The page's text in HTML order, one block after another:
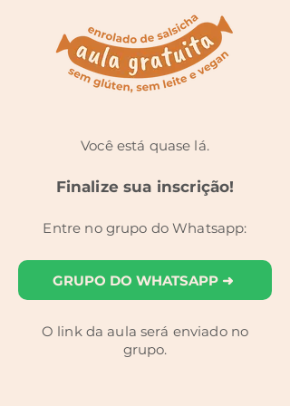
Você está quase lá.
Finalize sua inscrição!
Entre no grupo do Whatsapp:
GRUPO DO WHATSAPP ➜
O link da aula será enviado no
grupo.